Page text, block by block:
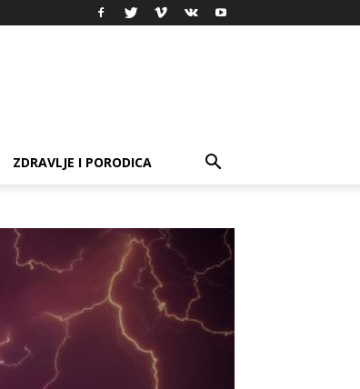
ZDRAVLJE I PORODICA